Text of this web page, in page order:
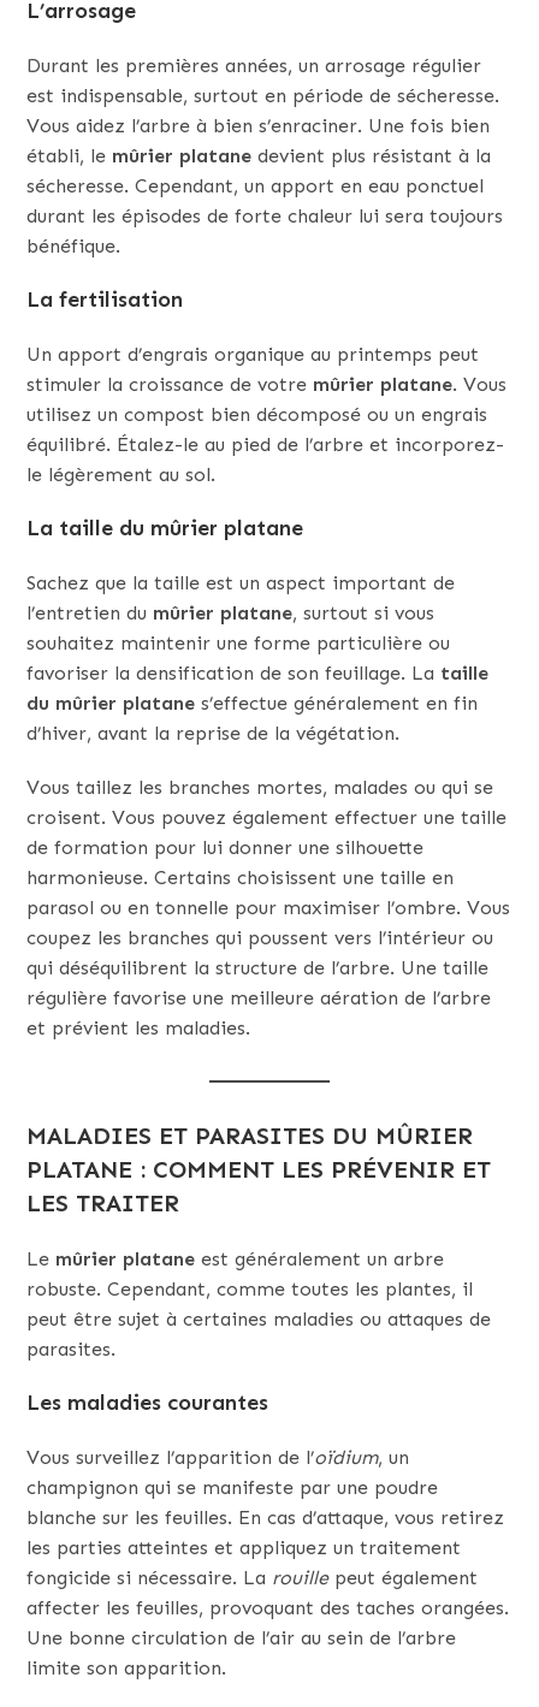
L’arrosage
Durant les premières années, un arrosage régulier
est indispensable, surtout en période de sécheresse.
Vous aidez l’arbre à bien s’enraciner. Une fois bien
établi, le mûrier platane devient plus résistant à la
sécheresse. Cependant, un apport en eau ponctuel
durant les épisodes de forte chaleur lui sera toujours
bénéfique.
La fertilisation
Un apport d’engrais organique au printemps peut
stimuler la croissance de votre mûrier platane. Vous
utilisez un compost bien décomposé ou un engrais
équilibré. Étalez-le au pied de l’arbre et incorporez-
le légèrement au sol.
La taille du mûrier platane
Sachez que la taille est un aspect important de
l’entretien du mûrier platane, surtout si vous
souhaitez maintenir une forme particulière ou
favoriser la densification de son feuillage. La taille
du mûrier platane s’effectue généralement en fin
d’hiver, avant la reprise de la végétation.
Vous taillez les branches mortes, malades ou qui se
croisent. Vous pouvez également effectuer une taille
de formation pour lui donner une silhouette
harmonieuse. Certains choisissent une taille en
parasol ou en tonnelle pour maximiser l’ombre. Vous
coupez les branches qui poussent vers l’intérieur ou
qui déséquilibrent la structure de l’arbre. Une taille
régulière favorise une meilleure aération de l’arbre
et prévient les maladies.
MALADIES ET PARASITES DU MÛRIER
PLATANE : COMMENT LES PRÉVENIR ET
LES TRAITER
Le mûrier platane est généralement un arbre
robuste. Cependant, comme toutes les plantes, il
peut être sujet à certaines maladies ou attaques de
parasites.
Les maladies courantes
Vous surveillez l’apparition de l’oïdium, un
champignon qui se manifeste par une poudre
blanche sur les feuilles. En cas d’attaque, vous retirez
les parties atteintes et appliquez un traitement
fongicide si nécessaire. La rouillepeut également
affecter les feuilles, provoquant des taches orangées.
Une bonne circulation de l’air au sein de l’arbre
limite son apparition.